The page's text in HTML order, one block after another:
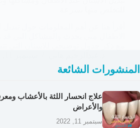
المنشورات الشائعة
علاج انحسار اللثة بالأعشاب
والأعراض
سبتمبر 11, 2022